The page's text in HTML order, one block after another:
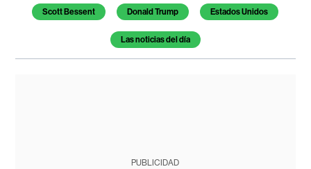
Temas de este artículo
Scott Bessent Donald Trump Estados Unidos
Las noticias del día
PUBLICIDAD